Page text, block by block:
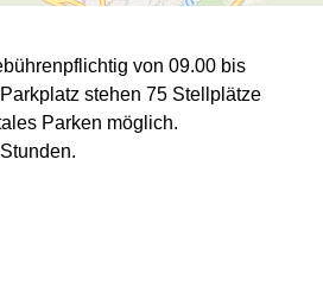
von 09.00 bis
stehen 75 Stellplätze
Parken möglich.